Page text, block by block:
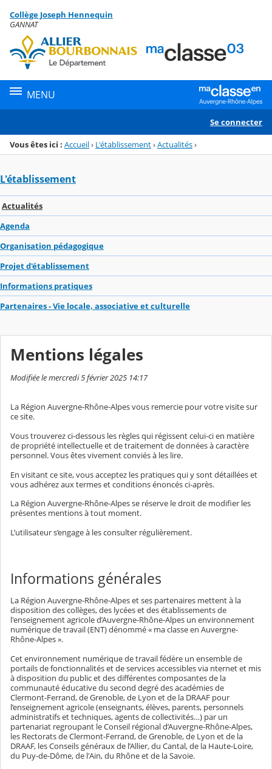
Menu de la rubrique
Contenu
Collège Joseph Hennequin
GANNAT
MENU
Se connecter
Vous êtes ici : Accueil› L'établissement›Actualités›
L'établissement
Actualités
Agenda
Organisation pédagogique
Projet d'établissement
Informations pratiques
Partenaires - Vie locale, associative et culturelle
Mentions légales
Modifiée le mercredi 5 février 2025 14:17
La Région Auvergne-Rhône-Alpes vous remercie pour votre visite sur
ce site.
Vous trouverez ci-dessous les règles qui régissent celui-ci en matière
de propriété intellectuelle et de traitement de données à caractère
personnel. Vous êtes vivement conviés à les lire.
En visitant ce site, vous acceptez les pratiques qui y sont détaillées et
vous adhérez aux termes et conditions énoncés ci-après.
La Région Auvergne-Rhône-Alpes se réserve le droit de modifier les
présentes mentions à tout moment.
L’utilisateur s’engage à les consulter régulièrement.
Informations générales
La Région Auvergne-Rhône-Alpes et ses partenaires mettent à la
disposition des collèges, des lycées et des établissements de
l'enseignement agricole d’Auvergne-Rhône-Alpes un environnement
numérique de travail (ENT) dénommé « ma classe en Auvergne-
Rhône-Alpes ».
Cet environnement numérique de travail fédère un ensemble de
portails de fonctionnalités et de services accessibles via nternet et mis
à disposition du public et des différentes composantes de la
communauté éducative du second degré des académies de
Clermont-Ferrand, de Grenoble, de Lyon et de la DRAAF pour
l’enseignement agricole (enseignants, élèves, parents, personnels
administratifs et techniques, agents de collectivités…) par un
partenariat regroupant le Conseil régional d’Auvergne-Rhône-Alpes,
les Rectorats de Clermont-Ferrand, de Grenoble, de Lyon et de la
DRAAF, les Conseils généraux de l’Allier, du Cantal, de la Haute-Loire,
du Puy-de-Dôme, de l'Ain, du Rhône et de la Savoie.